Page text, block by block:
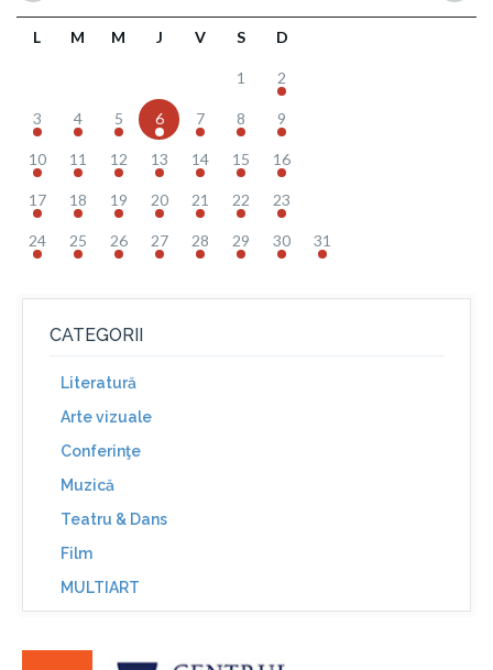
L M M J V S D
1 2
3 4 5 6 7 8 9
10 11 12 13 14 15 16
17 18 19 20 21 22 23
24 25 26 27 28 29 30 31
CATEGORII
Literatură
Arte vizuale
Conferinţe
Muzică
Teatru & Dans
Film
MULTIART